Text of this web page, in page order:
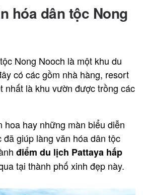
hóa dân tộc Nong
Nong Nooch là một khu du
có các gồm nhà hàng, resort
nhất là khu vườn được trồng các
hoa hay những màn biểu diễn
đã giúp làng văn hóa dân tộc
điểm du lịch Pattaya hấp
tại thành phố xinh đẹp này.